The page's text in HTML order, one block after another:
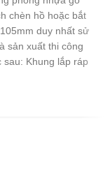
chèn hồ hoặc bắt
duy nhất sử
sản xuất thi công
Khung lắp ráp